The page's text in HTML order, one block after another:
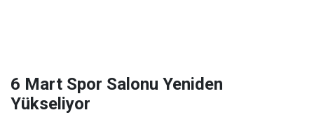
6 Mart Spor Salonu Yeniden
Yükseliyor